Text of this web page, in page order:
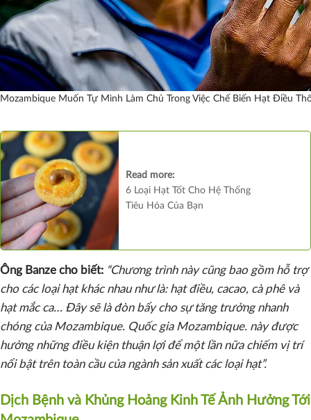
Mozambique Muốn Tự Mình Làm Chủ Trong Việc Chế Biến Hạt Điều
Read more:
6 Loại Hạt Tốt Cho Hệ Thống
Tiêu Hóa Của Bạn
Ông Banze cho biết: “Chương trình này cũng bao gồm hỗ trợ
cho các loại hạt khác nhau như là: hạt điều, cacao, cà phê và
hạt mắc ca… Đây sẽ là đòn bẩy cho sự tăng trưởng nhanh
chóng của Mozambique. Quốc gia Mozambique. này được
hưởng những điều kiện thuận lợi để một lần nữa chiếm vị trí
nổi bật trên toàn cầu của ngành sản xuất các loại hạt”.
Dịch Bệnh và Khủng Hoảng Kinh Tế Ảnh Hưởng Tới